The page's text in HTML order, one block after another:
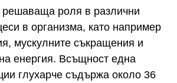
решаваща роля в различни
в организма, като например
мускулните съкращения и
енергия. Всъщност една
глухарче съдържа около 36